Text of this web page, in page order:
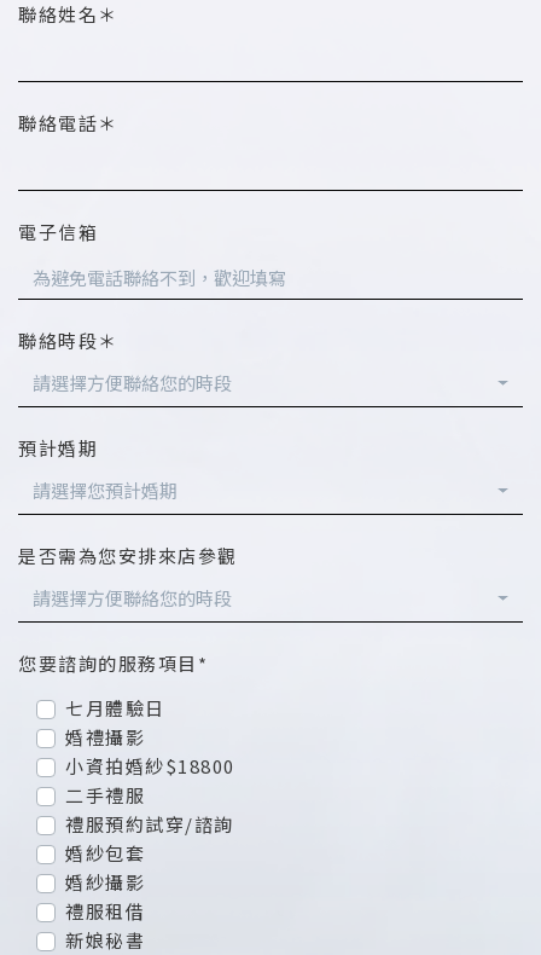
聯絡姓名＊
聯絡電話＊
電子信箱
聯絡時段＊
請選擇方便聯絡您的時段
預計婚期
請選擇您預計婚期
是否需為您安排來店參觀
請選擇方便聯絡您的時段
您要諮詢的服務項目*
七月體驗日
婚禮攝影
小資拍婚紗$18800
二手禮服
禮服預約試穿/諮詢
婚紗包套
婚紗攝影
禮服租借
新娘秘書